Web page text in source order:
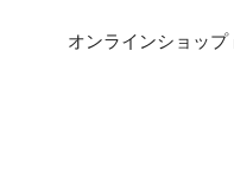
オンラインショップ